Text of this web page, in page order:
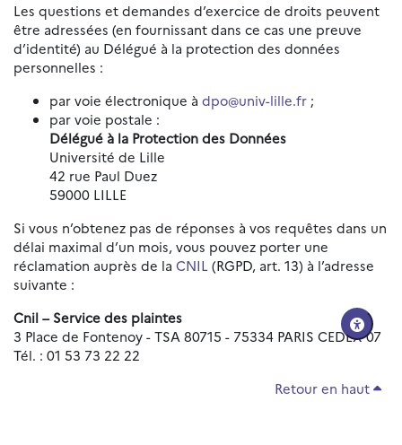
Les questions et demandes d’exercice de droits peuvent
être adressées (en fournissant dans ce cas une preuve
d’identité) au Délégué à la protection des données
personnelles :
par voie électronique à dpo@univ-lille.fr ;
par voie postale :
Délégué à la Protection des Données
Université de Lille
42 rue Paul Duez
59000 LILLE
Si vous n’obtenez pas de réponses à vos requêtes dans un
délai maximal d’un mois, vous pouvez porter une
réclamation auprès de la CNIL (RGPD, art. 13) à l’adresse
suivante :
Cnil – Service des plaintes
3 Place de Fontenoy - TSA 80715 - 75334 PARIS CEDEX 07
Tél. : 01 53 73 22 22
Retour en haut